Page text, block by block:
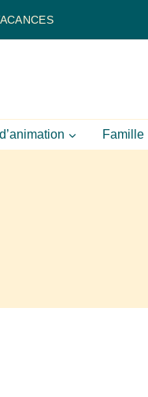
Famille